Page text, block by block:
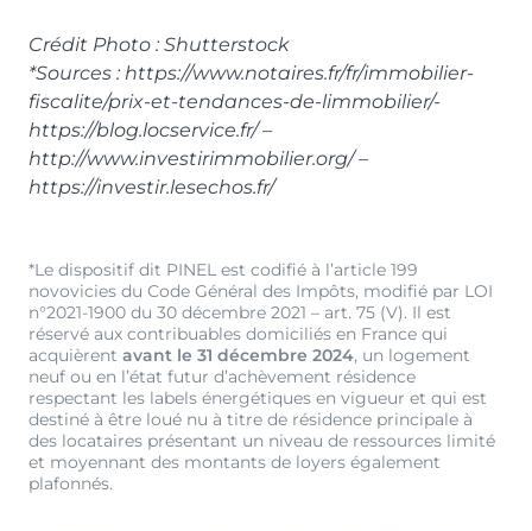
Crédit Photo : Shutterstock
*Sources : https://www.notaires.fr/fr/immobilier-
fiscalite/prix-et-tendances-de-limmobilier/-
https://blog.locservice.fr/ –
http://www.investirimmobilier.org/ –
https://investir.lesechos.fr/
*Le dispositif dit PINEL est codifié à l’article 199
novovicies du Code Général des Impôts, modifié par LOI
n°2021-1900 du 30 décembre 2021 – art. 75 (V). Il est
réservé aux contribuables domiciliés en France qui
acquièrent avant le 31 décembre 2024, un logement
neuf ou en l’état futur d’achèvement résidence
respectant les labels énergétiques en vigueur et qui est
destiné à être loué nu à titre de résidence principale à
des locataires présentant un niveau de ressources limité
et moyennant des montants de loyers également
plafonnés.